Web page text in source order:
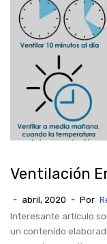
Ventilación
- abril, 2020 - Por
Interesante artículo
un contenido